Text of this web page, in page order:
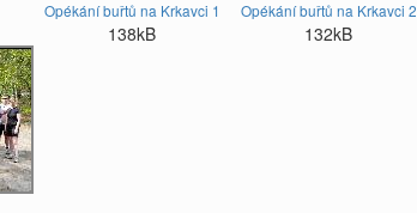
Opékání buřtů na Krkavci 1
138kB
Opékání buřtů na Krkavci 2
132kB